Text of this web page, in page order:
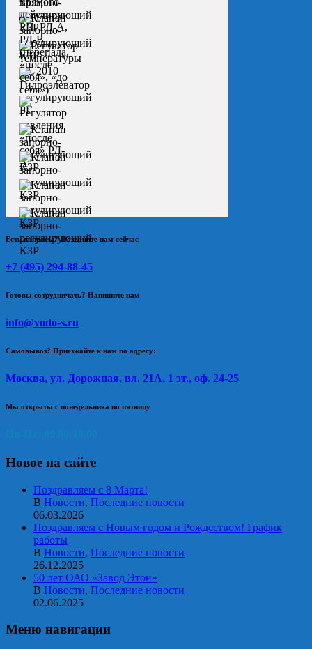
Есть вопросы? Позвоните нам сейчас
+7 (495) 294-88-45
Готовы сотрудничать? Напишите нам
info@vodo-s.ru
Самовывоз? Приезжайте к нам по адресу:
Москва, ул. Дорожная, вл. 21А, 1 эт., оф. 24-25
Мы открыты с понедельника по пятницу
Новое на сайте
Поздравляем с 8 Марта!
В Новости, Последние новости
06.03.2026
Поздравляем с Новым годом и Рождеством! График
работы
В Новости, Последние новости
26.12.2025
50 лет ОАО «Завод Этон»
В Новости, Последние новости
02.06.2025
Меню навигации